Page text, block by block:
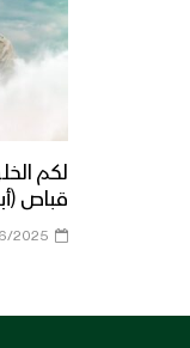
لكم
قباص
2025